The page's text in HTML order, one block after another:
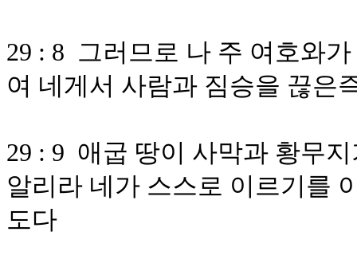
29 : 8 그러므로 나 주 여호와
여 네게서 사람과 짐승을 끊은
29 : 9 애굽 땅이 사막과 황무
알리라 네가 스스로 이르기를
도다